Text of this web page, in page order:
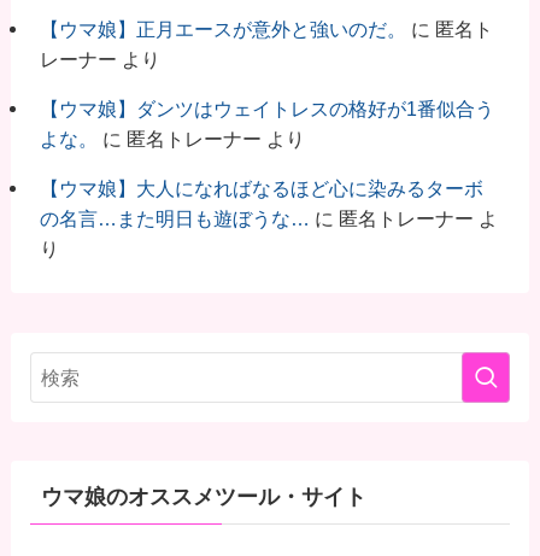
【ウマ娘】正月エースが意外と強いのだ。 に 匿名ト
レーナー より
【ウマ娘】ダンツはウェイトレスの格好が1番似合う
よな。
に 匿名トレーナー より
【ウマ娘】大人になればなるほど心に染みるターボ
の名言…また明日も遊ぼうな… に 匿名トレーナー よ
り
ウマ娘のオススメツール・サイト